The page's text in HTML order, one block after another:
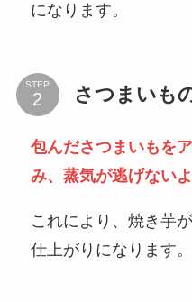
になります。
STEP さつまいも
包んださつまいもを
み、蒸気が逃げない
これにより、焼き芋
仕上がりになります。